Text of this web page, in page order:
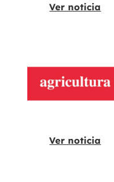
Ver noticia
Ver noticia